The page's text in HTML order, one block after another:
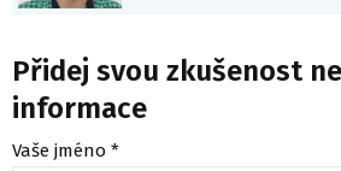
Přidej svou zkušenost
informace
Vaše jméno *